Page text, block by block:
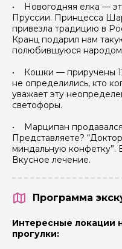
500 ₽ 3 500 ₽ 3 500 ₽ 3 500 ₽
500 ₽
15 16 17
22 23 24
29 30
• Новогодняя елка —
Пруссии. Принцесса
привезла традицию в
Кранц подарил нам
полюбившуюся
• Кошки — приручены
не определились, кто
уважает эту
светофоры.
• Марципан продавался
Представляете?
миндальную конфетку”.
Вкусное лечение.
Программа
Интересные локации
прогулки: